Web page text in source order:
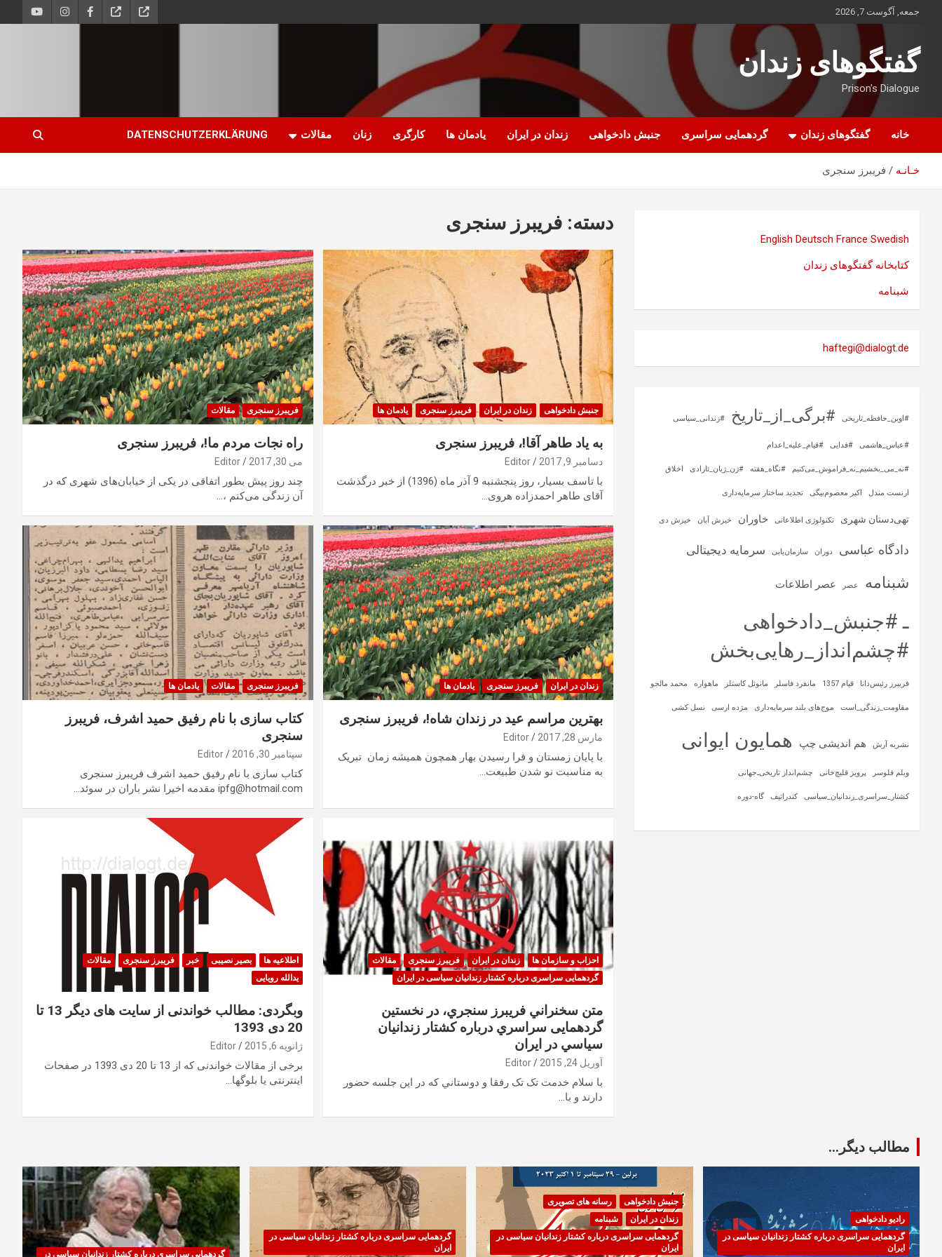
جمعه, آگوست 7, 2026
گفتگوهای زندان
Prison's Dialogue
خانه گفتگوهای زندان گردهمایی سراسری جنبش دادخواهی زندان در ایران یادمان ها کارگری زنان مقالات DATENSCHUTZERKLÄRUNG
خـانـه فریبرز سنجری
دسته: فریبرز سنجری
جنبش دادخواهی زندان در ایران فریبرز سنجری یادمان ها
به یاد طاهر آقا!، فریبرز سنجری
دسامبر 9, 2017 Editor
با تاسف بسیار، روز پنجشنبه 9 آذر ماه (1396) از خبر درگذشت
آقای طاهر احمدزاده هروی…
فریبرز سنجری مقالات
راه نجات مردم ما!، فریبرز سنجری
می 30, 2017 Editor
چند روز پیش بطور اتفاقی در یکی از خیابان‌های شهری که در
آن زندگی می‌کنم ،…
زندان در ایران فریبرز سنجری یادمان ها
بهترین مراسم عید در زندان شاه!، فریبرز سنجری
مارس 28, 2017 Editor
با پایان زمستان و فرا رسیدن بهار همچون همیشه زمان تبریک
به مناسبت نو شدن طبیعت…
فریبرز سنجری مقالات یادمان ها
کتاب سازی با نام رفیق حمید اشرف، فریبرز
سنجری
سپتامبر 30, 2016 Editor
کتاب سازی با نام رفیق حمید اشرف فریبرز سنجری
ipfg@hotmail.com مقدمه اخیرا نشر باران در سوئد…
احزاب و سازمان ها زندان در ایران فریبرز سنجری
مقالات
گردهمایی سراسری درباره کشتار زندانیان سیاسی در ایران
متن سخنراني فريبرز سنجري، در نخستین
گردهمایی سراسري درباره کشتار زندانيان
سياسي در ایران
آوریل 24, 2015 Editor
با سلام خدمت تک تک رفقا و دوستاني که در اين جلسه حضور
دارند و با…
اطلاعیه ها بصیر نصیبی خبر فریبرز سنجری
مقالات
یدالله رویایی
وبگردی: مطالب خواندنی از سایت های دیگر 13 تا
20 دی 1393
ژانویه 6, 2015 Editor
برخی از مقالات خواندنی که از 13 تا 20 دی 1393 در صفحات
اینترنتی یا بلوگها…
English Deutsch France Swedish
کتابخانه گفتگوهای زندان
شبنامه
haftegi@dialogt.de
#اوین_حافظه_تاریخی #برگی_از_تاریخ #زندانی_سیاسی
#عباس_هاشمی #فدایی #قیام_علیه_اعدام
#نه_می_بخشیم_نه_فراموش_می‌کنیم #نگاه_هفته #ژن_ژیان_ئازادی اخلاق
ارنست مندل اکبر معصوم‌بیگی تجدید ساختار سرمایه‌داری
تهی‌دستان شهری تکنولوژی اطلاعاتی خاوران خیزش آبان خیزش دی
دادگاه عباسی دوران سازمان‌یابی سرمایه‌ دیجیتالی
شبنامه عصر عصر اطلاعات
ـ #جنبش_دادخواهی
#چشم‌انداز_رهایی‌بخش
فریبرز رئیس‌دانا قیام 1357 مانفرد فاسلر مانوئل کاستلز ماهواره‌ محمد مالجو
مقاومت_زندگی_است موج‌های بلند سرمایه‌داری مژده ارسی نسل کشی
نشریه آرش هم اندیشی چپ همایون ایوانی
ویلم فلوسر پرویز قلیچ‌خانی چشم‌انداز تاریخی‌ـ‌جهانی
کشتار_سراسری_زندانیان_سیاسی کندراتیف گاه-دوره
مطالب دیگر...
رادیو دادخواهی
گردهمایی سراسری درباره کشتار زندانیان سیاسی در
ایران
جنبش دادخواهی
رسانه های تصویری
زندان در ایران
شبنامه
گردهمایی سراسری درباره کشتار زندانیان سیاسی در
ایران
گردهمایی سراسری درباره کشتار زندانیان سیاسی در
ایران
گردهمایی سراسری درباره کشتار زندانیان سیاسی در